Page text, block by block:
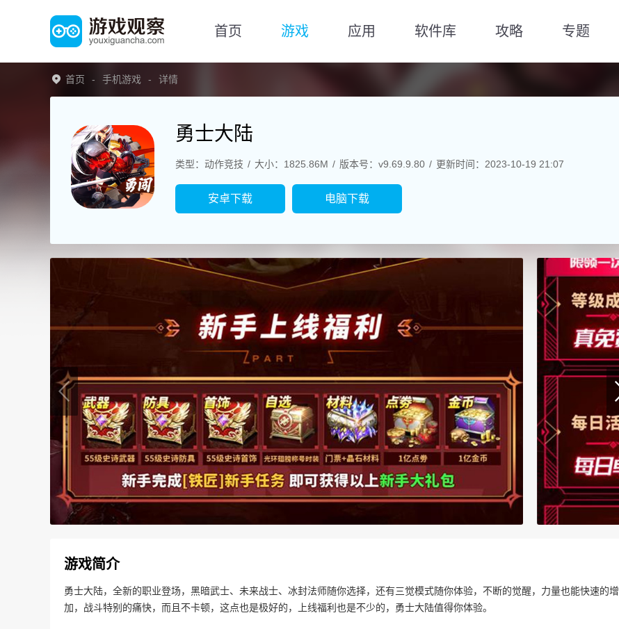
首页 游戏 应用 软件库 攻略 专题
首页 手机游戏 详情
勇士大陆
类型：动作竞技 大小：1825.86M 版本号：v9.69.9.80 更新时间：2023-10-19 21:07
安卓下载 电脑下载
游戏简介
勇士大陆，全新的职业登场，黑暗武士、未来战士、冰封法师随你选择，还有三觉模式随你体验，不断的觉醒，力量也能快速的增
加，战斗特别的痛快，而且不卡顿，这点也是极好的，上线福利也是不少的，勇士大陆值得你体验。